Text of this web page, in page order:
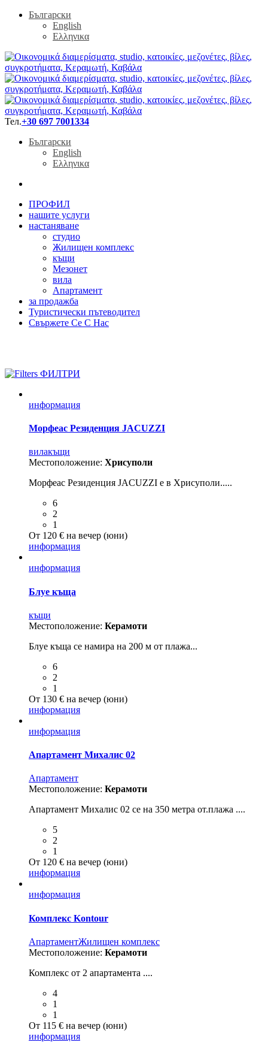
Български
English
Ελληνικα
Тел.+30 697 7001334
Български
English
Ελληνικα
ПРОФИЛ
нашите услуги
настаняване
студио
Жилищен комплекс
къщи
Мезонет
вила
Aпартамент
за продажба
Туристически пътеводител
Свържете Се С Нас
ФИЛТРИ
информация
Морфеас Резиденция JACUZZI
вилакъщи
Местоположение: Хрисуполи
Морфеас Резиденция JACUZZI е в Хрисуполи.....
6
2
1
От 120 € на вечер (юни)
информация
информация
Блуе къща
къщи
Местоположение: Керамоти
Блуе къща се намира на 200 м от плажа...
6
2
1
От 130 € на вечер (юни)
информация
информация
Апартамент Михалис 02
Aпартамент
Местоположение: Керамоти
Апартамент Миxалис 02 се на 350 метра от.плажа ....
5
2
1
От 120 € на вечер (юни)
информация
информация
Комплекс Kontour
AпартаментЖилищен комплекс
Местоположение: Керамоти
Комплекс от 2 апартамента ....
4
1
1
От 115 € на вечер (юни)
информация